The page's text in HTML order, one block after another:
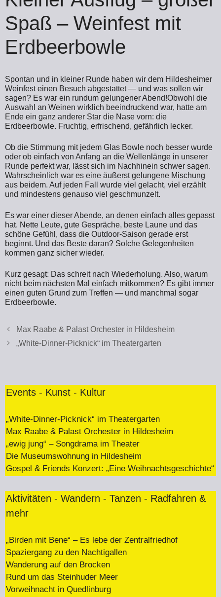
Spaß – Weinfest mit
Erdbeerbowle
Spontan und in kleiner Runde haben wir dem Hildesheimer
Weinfest einen Besuch abgestattet — und was sollen wir
sagen? Es war ein rundum gelungener Abend!Obwohl die
Auswahl an Weinen wirklich beeindruckend war, hatte am
Ende ein ganz anderer Star die Nase vorn: die
Erdbeerbowle. Fruchtig, erfrischend, gefährlich lecker.
Ob die Stimmung mit jedem Glas Bowle noch besser wurde
oder ob einfach von Anfang an die Wellenlänge in unserer
Runde perfekt war, lässt sich im Nachhinein schwer sagen.
Wahrscheinlich war es eine äußerst gelungene Mischung
aus beidem. Auf jeden Fall wurde viel gelacht, viel erzählt
und mindestens genauso viel geschmunzelt.
Es war einer dieser Abende, an denen einfach alles gepasst
hat. Nette Leute, gute Gespräche, beste Laune und das
schöne Gefühl, dass die Outdoor-Saison gerade erst
beginnt. Und das Beste daran? Solche Gelegenheiten
kommen ganz sicher wieder.
Kurz gesagt: Das schreit nach Wiederholung. Also, warum
nicht beim nächsten Mal einfach mitkommen? Es gibt immer
einen guten Grund zum Treffen — und manchmal sogar
Erdbeerbowle.
Max Raabe & Palast Orchester in Hildesheim
„White-Dinner-Picknick“ im Theatergarten
Events - Kunst - Kultur
„White-Dinner-Picknick“ im Theatergarten
Max Raabe & Palast Orchester in Hildesheim
„ewig jung“ – Songdrama im Theater
Die Museumswohnung in Hildesheim
Gospel & Friends Konzert: „Eine Weihnachtsgeschichte“
Aktivitäten - Wandern - Tanzen - Radfahren &
mehr
„Birden mit Bene“ – Es lebe der Zentralfriedhof
Spaziergang zu den Nachtigallen
Wanderung auf den Brocken
Rund um das Steinhuder Meer
Vorweihnacht in Quedlinburg